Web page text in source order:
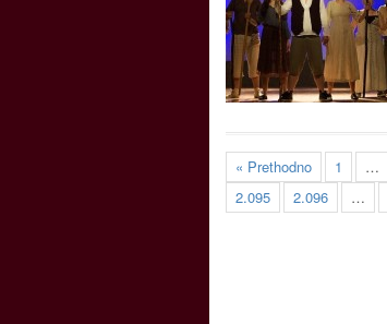
« Prethodno 1 …
2.095
2.096 …